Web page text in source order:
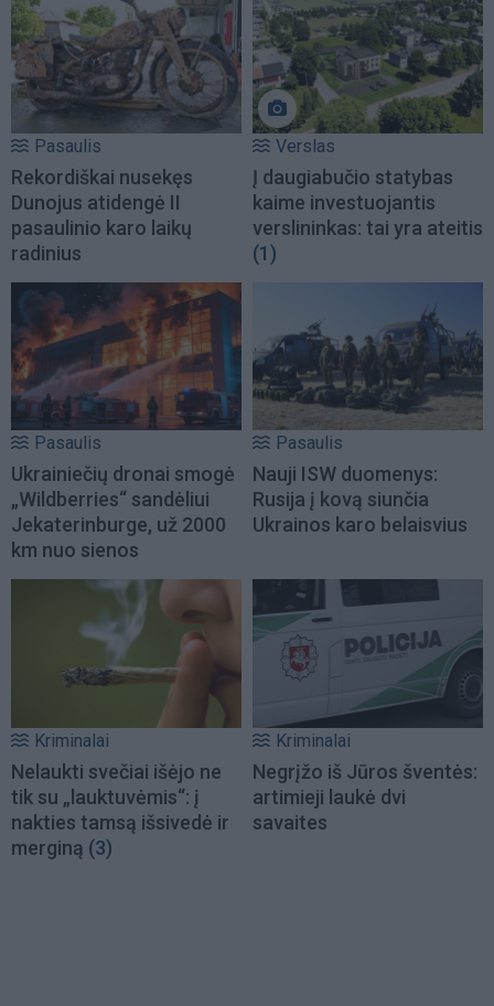
Pasaulis
Rekordiškai nusekęs
Dunojus atidengė II
pasaulinio karo laikų
radinius
Verslas
Į daugiabučio statybas
kaime investuojantis
verslininkas: tai yra ateitis
(1)
Pasaulis
Ukrainiečių dronai smogė
„Wildberries“ sandėliui
Jekaterinburge, už 2000
km nuo sienos
Pasaulis
Nauji ISW duomenys:
Rusija į kovą siunčia
Ukrainos karo belaisvius
Kriminalai
Nelaukti svečiai išėjo ne
tik su „lauktuvėmis“: į
nakties tamsą išsivedė ir
merginą (3)
Kriminalai
Negrįžo iš Jūros šventės:
artimieji laukė dvi
savaites